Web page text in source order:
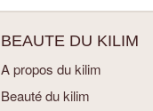
BEAUTE DU KILIM
A propos du kilim
Beauté du kilim